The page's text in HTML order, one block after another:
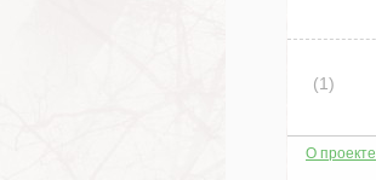
(1)
О проекте